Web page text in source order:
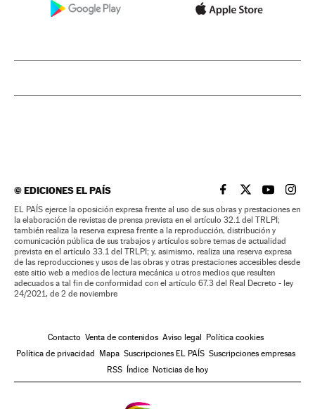
©EDICIONES EL PAÍS EL PAÍS BRASIL EN
EL PAÍSEL PAÍS
EL
EL PAÍS ejerce la oposición expresa frente al uso de sus obras y prestaciones en
la elaboración de revistas de prensa prevista en el artículo 32.1 del TRLPI;
también realiza la reserva expresa frente a la reproducción, distribución y
comunicación pública de sus trabajos y artículos sobre temas de actualidad
prevista en el artículo 33.1 del TRLPI; y, asimismo, realiza una reserva expresa
de las reproducciones y usos de las obras y otras prestaciones accesibles desde
este sitio web a medios de lectura mecánica u otros medios que resulten
adecuados a tal fin de conformidad con el artículo 67.3 del Real Decreto - ley
24/2021, de 2 de noviembre
Contacto Venta de contenidos Aviso legal Política cookies
Política de privacidad Mapa Suscripciones EL PAÍS Suscripciones empresas
RSS Índice Noticias de hoy